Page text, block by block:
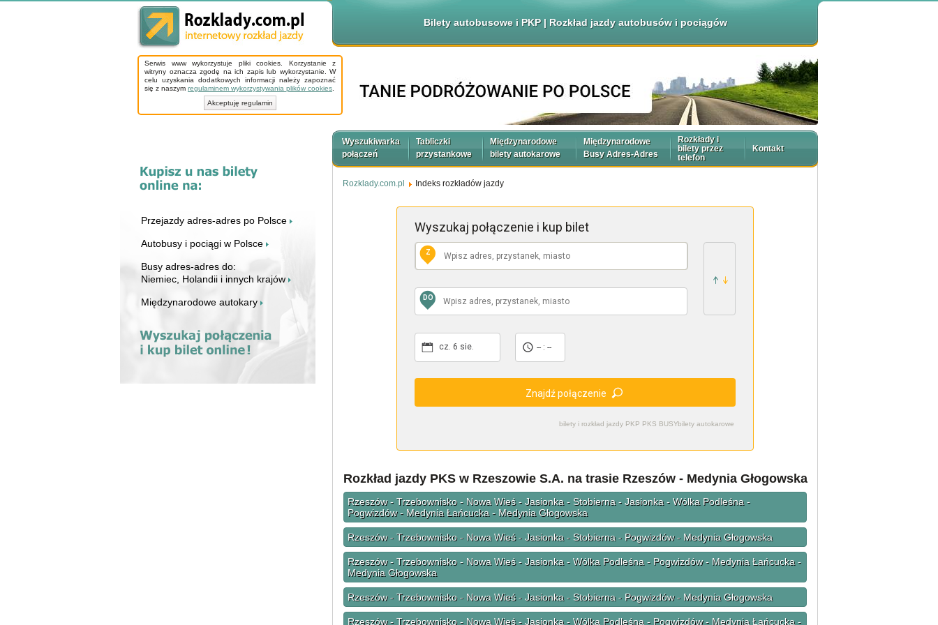
Bilety autobusowe i PKP | Rozkład jazdy autobusów i pociągów
Serwis www wykorzystuje pliki cookies. Korzystanie z
witryny oznacza zgodę na ich zapis lub wykorzystanie. W
celu uzyskania dodatkowych informacji należy zapoznać
się z naszym regulaminem wykorzystywania plików cookies
Akceptuję regulamin
Przejazdy adres-adres po Polsce
Autobusy i pociągi w Polsce
Busy adres-adres do:
Niemiec, Holandii i innych krajów
Międzynarodowe autokary
Wyszukiwarka
połączeń
Tabliczki
przystankowe
Międzynarodowe
bilety autokarowe
Międzynarodowe
Busy Adres-Adres
Rozkłady i
bilety przez
telefon
Kontakt
Rozklady.com.pl Indeks rozkładów jazdy
bilety i rozkład jazdy PKP PKS BUSYbilety autokarowe
Wyszukaj połączenie i kup bilet
Z
DO
cz. 6 sie. -- : --
Znajdź połączenie
Rozkład jazdy PKS w Rzeszowie S.A. na trasie Rzeszów - Medynia Głogowska
Rzeszów - Trzebownisko - Nowa Wieś - Jasionka - Stobierna - Jasionka - Wólka Podleśna -
Pogwizdów - Medynia Łańcucka - Medynia Głogowska
Rzeszów - Trzebownisko - Nowa Wieś - Jasionka - Stobierna - Pogwizdów - Medynia Głogowska
Rzeszów - Trzebownisko - Nowa Wieś - Jasionka - Wólka Podleśna - Pogwizdów - Medynia Łańcucka -
Medynia Głogowska
Rzeszów - Trzebownisko - Nowa Wieś - Jasionka - Stobierna - Pogwizdów - Medynia Głogowska
Rzeszów - Trzebownisko - Nowa Wieś - Jasionka - Wólka Podleśna - Pogwizdów - Medynia Łańcucka -